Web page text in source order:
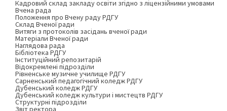
Кадровий склад закладу освіти згідно з ліцензійними умовами
Вчена рада
Положення про Вчену раду РДГУ
Склад Вченої ради
Витяги з протоколів засідань вченої ради
Матеріали Вченої ради
Наглядова рада
Бібліотека РДГУ
Інституційний репозитарій
Відокремлені підрозділи
Рівненське музичне училище РДГУ
Сарненський педагогічний коледж РДГУ
Дубенський коледж РДГУ
Дубенський коледж культури і мистецтв РДГУ
Структурні підрозділи
Звіт ректора